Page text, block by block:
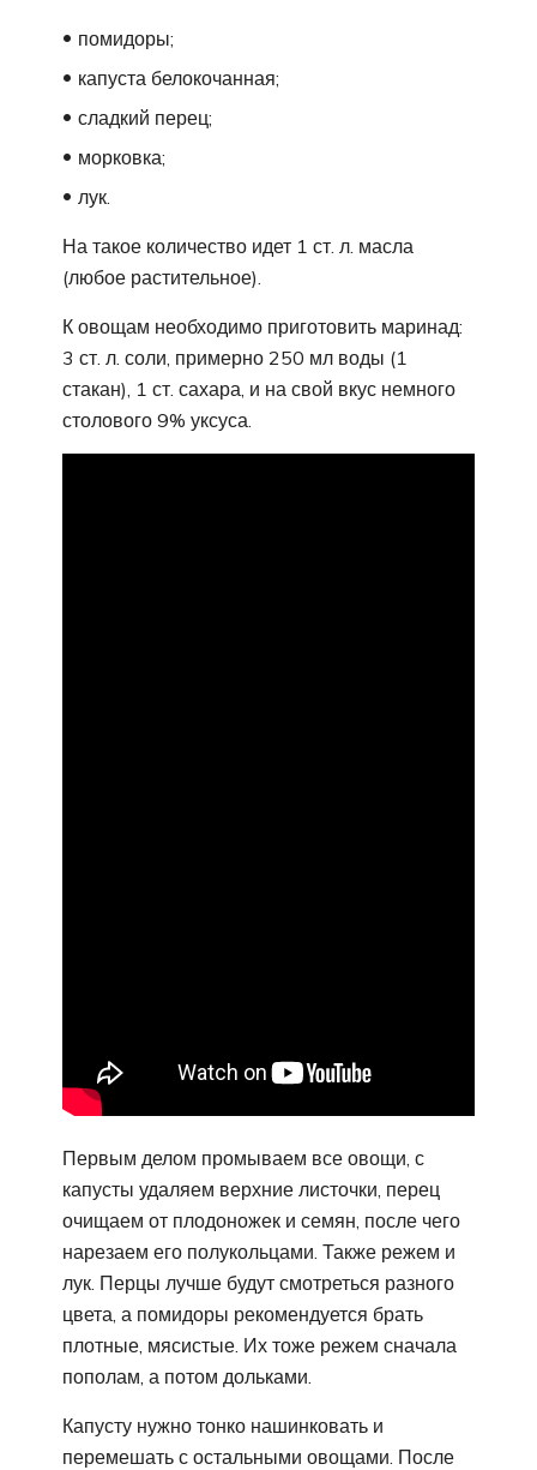
помидоры;
капуста белокочанная;
сладкий перец;
морковка;
лук.
На такое количество идет 1 ст. л. масла
(любое растительное).
К овощам необходимо приготовить маринад:
3 ст. л. соли, примерно 250 мл воды (1
стакан), 1 ст. сахара, и на свой вкус немного
столового 9% уксуса.
Первым делом промываем все овощи, с
капусты удаляем верхние листочки, перец
очищаем от плодоножек и семян, после чего
нарезаем его полукольцами. Также режем и
лук. Перцы лучше будут смотреться разного
цвета, а помидоры рекомендуется брать
плотные, мясистые. Их тоже режем сначала
пополам, а потом дольками.
Капусту нужно тонко нашинковать и
перемешать с остальными овощами. После